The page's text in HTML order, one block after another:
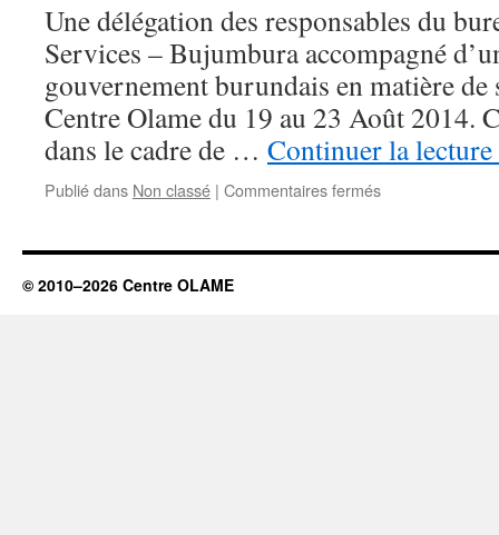
PRODUCTION
DE
LA
FARINE
DE
SEVRAGE
MASOSO
Une délégation des responsables du
Services – Bujumbura accompagné
gouvernement burundais en matière de
Centre Olame du 19 au 23 Août 2014.
dans le cadre de … Continuer la lecture
Publié dans Non classé | Commentaires ferméssur
Services
© 2010–2026 Centre OLAME